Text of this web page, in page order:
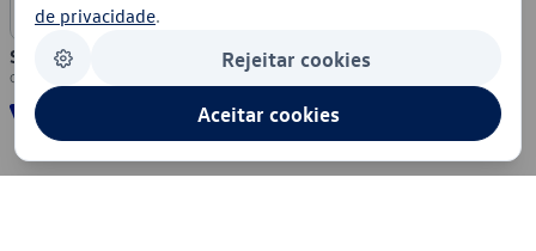
Segurança
de privacidade.
Rejeitar cookies
Aceitar cookies